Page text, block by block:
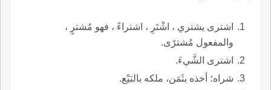
اشترى يشتري ، اشْتَرِ ، اشتراءً ، فهو مُشترٍ ،
والمفعول مُشترًى.
اشترى الشَّيءَ.
شراه؛ أخذه بثَمَن، ملكه بالبَيْع.